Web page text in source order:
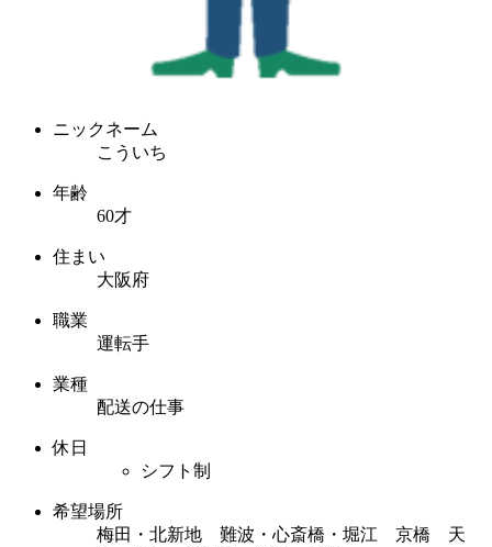
ニックネーム
こういち
年齢
60才
住まい
大阪府
職業
運転手
業種
配送の仕事
休日
シフト制
希望場所
梅田・北新地 難波・心斎橋・堀江 京橋 天